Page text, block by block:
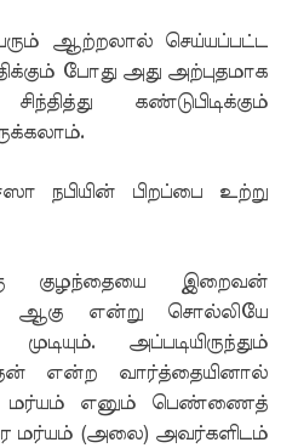
ஆற்றலால் செய்யப்பட்ட
போது அது அற்புதமாக
கண்டுபிடிக்கும்
நபியின் பிறப்பை உற்று
குழந்தையை இறைவன்
ஆகு என்று சொல்லியே
அப்படியிருந்தும்
என்ற வார்த்தையினால்
மர்யம் எனும் பெண்ணைத்
மர்யம் (அலை) அவர்களிடம்